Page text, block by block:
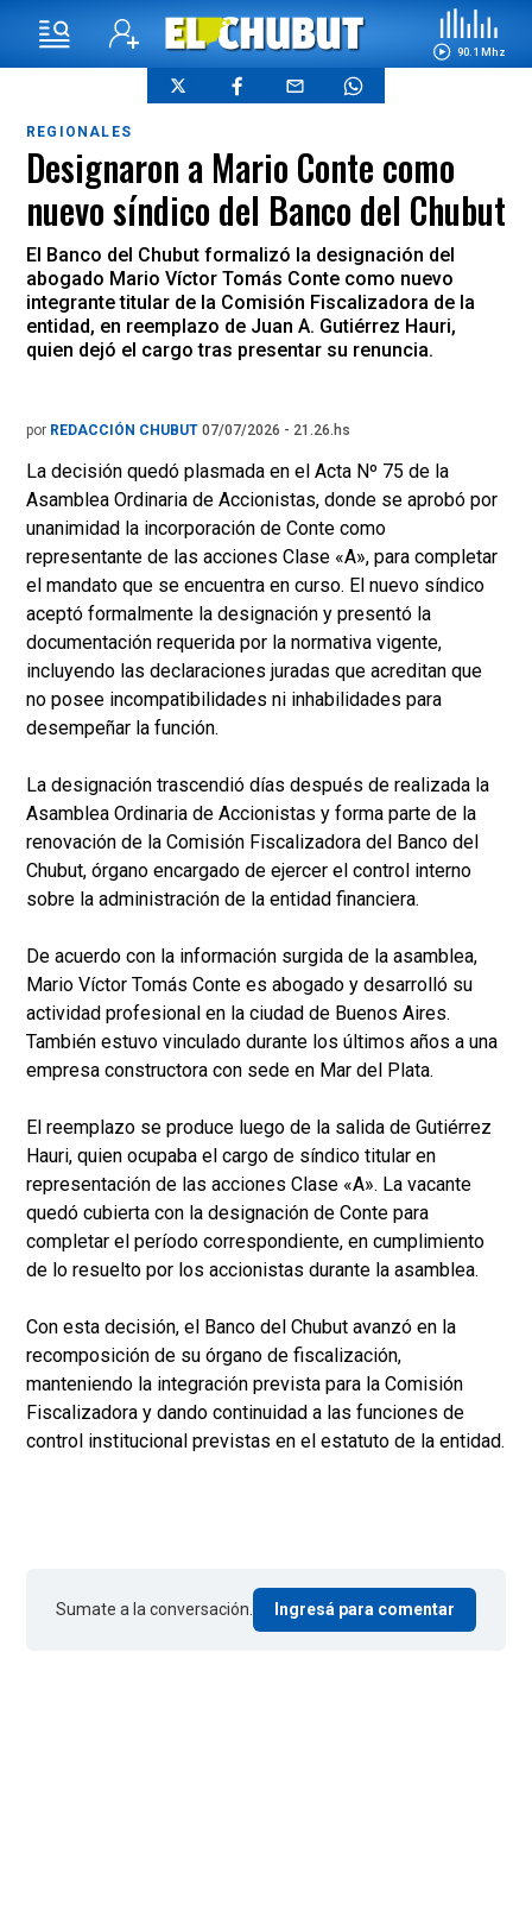
90.1 Mhz
REGIONALES
Designaron a Mario Conte como
nuevo síndico del Banco del Chubut
El Banco del Chubut formalizó la designación del
abogado Mario Víctor Tomás Conte como nuevo
integrante titular de la Comisión Fiscalizadora de la
entidad, en reemplazo de Juan A. Gutiérrez Hauri,
quien dejó el cargo tras presentar su renuncia.
por REDACCIÓN CHUBUT 07/07/2026 - 21.26.hs
La decisión quedó plasmada en el Acta Nº 75 de la
Asamblea Ordinaria de Accionistas, donde se aprobó por
unanimidad la incorporación de Conte como
representante de las acciones Clase «A», para completar
el mandato que se encuentra en curso. El nuevo síndico
aceptó formalmente la designación y presentó la
documentación requerida por la normativa vigente,
incluyendo las declaraciones juradas que acreditan que
no posee incompatibilidades ni inhabilidades para
desempeñar la función.
La designación trascendió días después de realizada la
Asamblea Ordinaria de Accionistas y forma parte de la
renovación de la Comisión Fiscalizadora del Banco del
Chubut, órgano encargado de ejercer el control interno
sobre la administración de la entidad financiera.
De acuerdo con la información surgida de la asamblea,
Mario Víctor Tomás Conte es abogado y desarrolló su
actividad profesional en la ciudad de Buenos Aires.
También estuvo vinculado durante los últimos años a una
empresa constructora con sede en Mar del Plata.
El reemplazo se produce luego de la salida de Gutiérrez
Hauri, quien ocupaba el cargo de síndico titular en
representación de las acciones Clase «A». La vacante
quedó cubierta con la designación de Conte para
completar el período correspondiente, en cumplimiento
de lo resuelto por los accionistas durante la asamblea.
Con esta decisión, el Banco del Chubut avanzó en la
recomposición de su órgano de fiscalización,
manteniendo la integración prevista para la Comisión
Fiscalizadora y dando continuidad a las funciones de
control institucional previstas en el estatuto de la entidad.
Sumate a la conversación. Ingresá para comentar